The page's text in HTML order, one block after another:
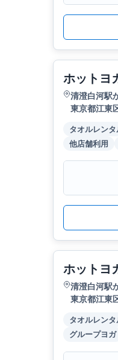
ホットヨ
清澄白河駅
東京都江東
タオルレンタ
他店舗利用
ホットヨ
清澄白河駅
東京都江東
タオルレンタ
グループヨガ